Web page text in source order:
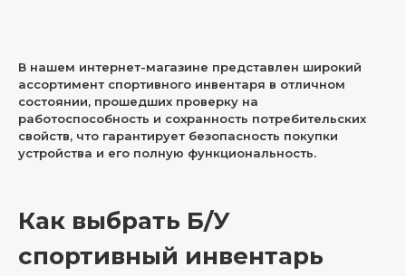
В нашем интернет-магазине представлен широкий
ассортимент спортивного инвентаря в отличном
состоянии, прошедших проверку на
работоспособность и сохранность потребительских
свойств, что гарантирует безопасность покупки
устройства и его полную функциональность.
Как выбрать Б/У
спортивный инвентарь